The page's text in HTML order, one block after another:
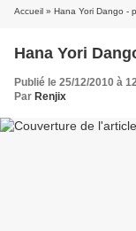
Accueil » Hana Yori Dango -
Hana Yori
Publié le 25/12/2010 à
Par Renjix